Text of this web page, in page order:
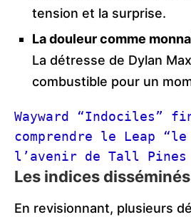
tension et la surprise.
La douleur comme
La détresse de Dylan
combustible pour un
Wayward “Indociles”
comprendre le Leap
l’avenir de Tall Pines
Les indices disséminés
En revisionnant, plusieurs